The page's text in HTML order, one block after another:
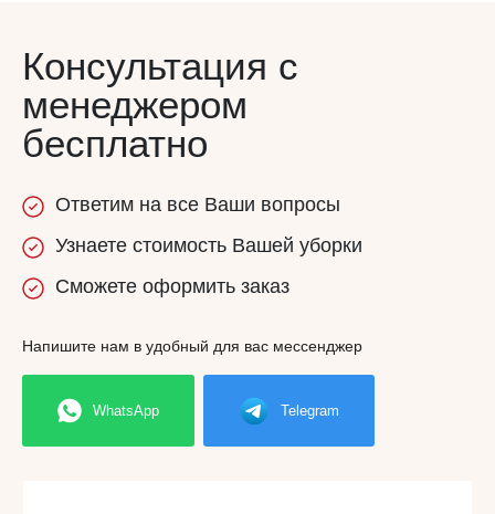
Консультация с
менеджером
бесплатно
Ответим на все Ваши вопросы
Узнаете стоимость Вашей уборки
Сможете оформить заказ
Напишите нам в удобный для вас мессенджер
WhatsApp Telegram